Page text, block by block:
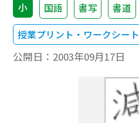
小 国語 書写
書道
授業プリント・ワークシート
公開日： 2003年09月17日